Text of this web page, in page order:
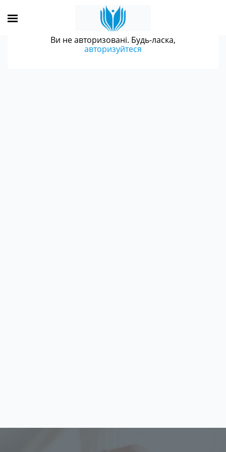
Ви не авторизовані. Будь-ласка,
авторизуйтеся